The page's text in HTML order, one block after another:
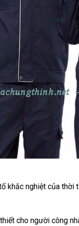
khắc nghiệt của
cho người công